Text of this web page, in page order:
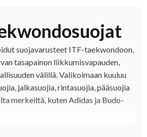
suojavarusteet ITF-taekwondoon,
tasapainon liikkumisvapauden,
välillä. Valikoimaan kuuluu
jalkasuojia, rintasuojia, pääsuojia
merkeiltä, kuten Adidas ja Budo-